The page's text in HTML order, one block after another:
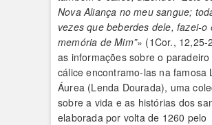
Nova Aliança no meu sangue;
vezes que beberdes dele, fazei-o
memória de Mim”» (1Cor., 12,25-
as informações sobre o paradeiro
cálice encontramo-las na famosa
Áurea (Lenda Dourada), uma
sobre a vida e as histórias dos
elaborada por volta de 1260 pelo